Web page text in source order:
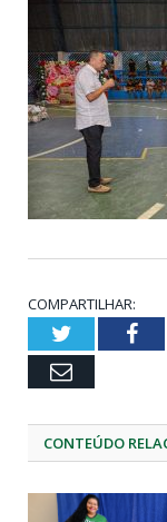
COMPARTILHAR:
Twitter
Email
CONTEÚDO